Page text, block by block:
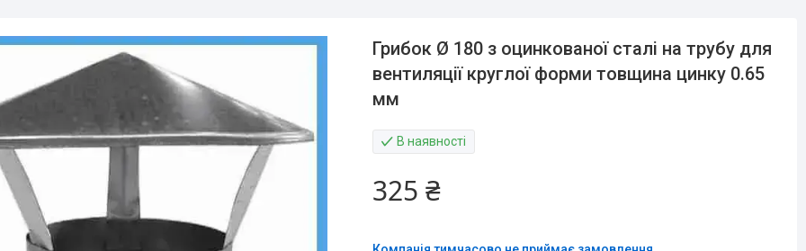
Грибок Ø 180 з оцинкованої сталі на трубу для
вентиляції круглої форми товщина цинку 0.65
мм
В наявності
325 ₴